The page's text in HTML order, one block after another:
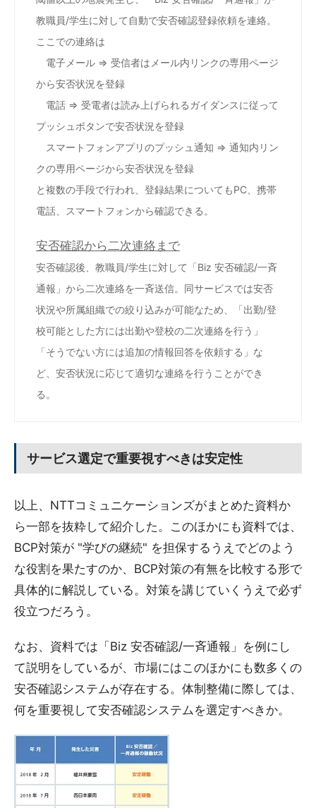
教職員/学生に対して自動で安否確認登録依頼を連絡。
ここでの連絡は
電子メール ⇒ 受信者はメール内リンクの専用ページ
から安否状況を登録
電話 ⇒ 受電者は読み上げられるガイダンスに従って
プッシュボタンで安否状況を登録
スマートフォンアプリのプッシュ通知 ⇒ 通知内リン
クの専用ページから安否状況を登録
と複数の手段で行われ、登録結果についてもPC、携帯
電話、スマートフォンから確認できる。
安否確認から二次連絡まで
安否確認後、教職員/学生に対して「Biz 安否確認/一斉
通報」から二次連絡を一斉送信。同サービスでは安否
状況や所属組織での絞り込みが可能なため、「出勤/登
校可能とした方には出勤や登校の二次連絡を行う」
「そうでない方には追加の情報回答を依頼する」な
ど、安否状況に応じて適切な連絡を行うことができ
る。
サービス選定で重要視すべきは安定性
以上、NTTコミュニケーションズがまとめた資料か
ら一部を抜粋して紹介した。このほかにも資料では、
BCP対策が "学びの継続" を担保するうえでどのよう
な役割を果たすのか、BCP対策の有無を比較する形で
具体的に解説している。対策を講じていくうえで必ず
役立つだろう。
なお、資料では「Biz 安否確認/一斉通報」を例にし
て説明をしているが、市場にはこのほかにも数多くの
安否確認システムが存在する。体制整備に際しては、
何を重要視して安否確認システムを選定すべきか。